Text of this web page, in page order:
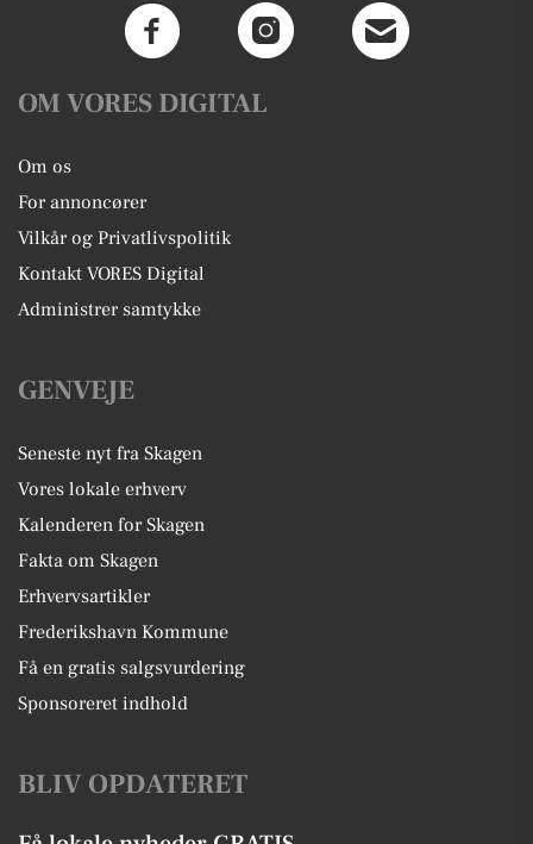
OM VORES DIGITAL
Om os
For annoncører
Vilkår og Privatlivspolitik
Kontakt VORES Digital
Administrer samtykke
GENVEJE
Seneste nyt fra Skagen
Vores lokale erhverv
Kalenderen for Skagen
Fakta om Skagen
Erhvervsartikler
Frederikshavn Kommune
Få en gratis salgsvurdering
Sponsoreret indhold
BLIV OPDATERET